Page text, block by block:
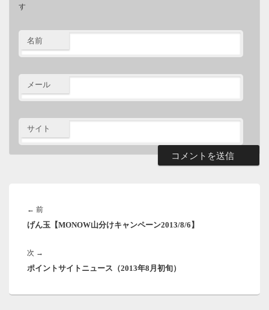
す
名前
メール
サイト
ビ
ー
シ
ョ
← 前前
の
げん玉【MONOW山分けキャンペーン2013/8/6】
次 →
の
ポイントサイトニュース（2013年8月初旬）